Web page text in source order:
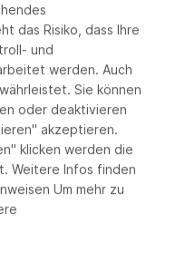
.docx, .jpg, .pdf,
15 MB)
ausgewählt
das Risiko, dass Ihre
und
werden. Auch
Sie können
oder deaktivieren
akzeptieren.
klicken werden die
Weitere Infos finden
Um mehr zu